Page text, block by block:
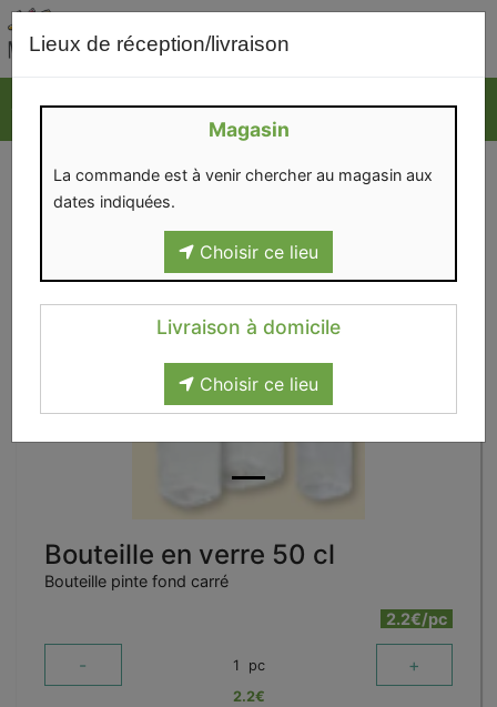
Lieux de réception/livraison
Magasin
La commande est à venir chercher au magasin aux
dates indiquées.
Choisir ce lieu
Livraison à domicile
Choisir ce lieu
Bouteille en verre 50 cl
Bouteille pinte fond carré
2.2€/pc
- 1 pc +
2.2€